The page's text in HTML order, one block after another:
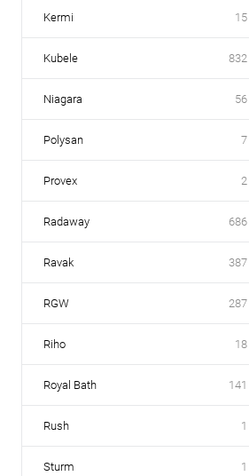
Kermi 15
Kubele 832
Niagara 56
Polysan 7
Provex 2
Radaway 686
Ravak 387
RGW 287
Riho 18
Royal Bath 141
Rush 1
Sturm 1